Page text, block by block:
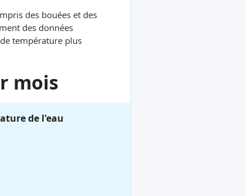
des bouées et des
des données
température plus
mois
de l'eau